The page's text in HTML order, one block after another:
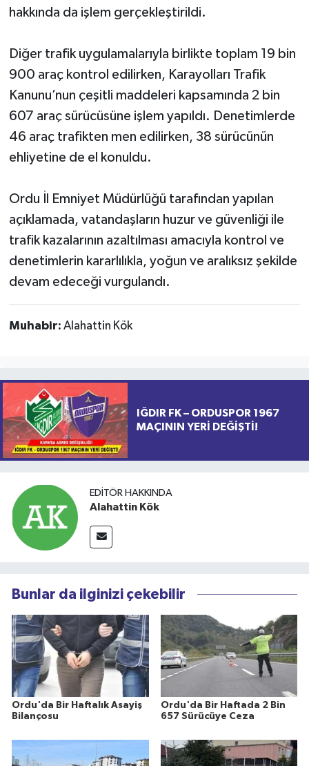
hakkında da işlem gerçekleştirildi.
Diğer trafik uygulamalarıyla birlikte toplam 19 bin
900 araç kontrol edilirken, Karayolları Trafik
Kanunu’nun çeşitli maddeleri kapsamında 2 bin
607 araç sürücüsüne işlem yapıldı. Denetimlerde
46 araç trafikten men edilirken, 38 sürücünün
ehliyetine de el konuldu.
Ordu İl Emniyet Müdürlüğü tarafından yapılan
açıklamada, vatandaşların huzur ve güvenliği ile
trafik kazalarının azaltılması amacıyla kontrol ve
denetimlerin kararlılıkla, yoğun ve aralıksız şekilde
devam edeceği vurgulandı.
Muhabir: Alahattin Kök
IĞDIR FK – ORDUSPOR 1967
MAÇININ YERİ DEĞİŞTİ!
EDITÖR HAKKINDA
Alahattin Kök
Bunlar da ilginizi çekebilir
Ordu'da Bir Haftalık Asayiş
Bilançosu
Ordu'da Bir Haftada 2 Bin
657 Sürücüye Ceza